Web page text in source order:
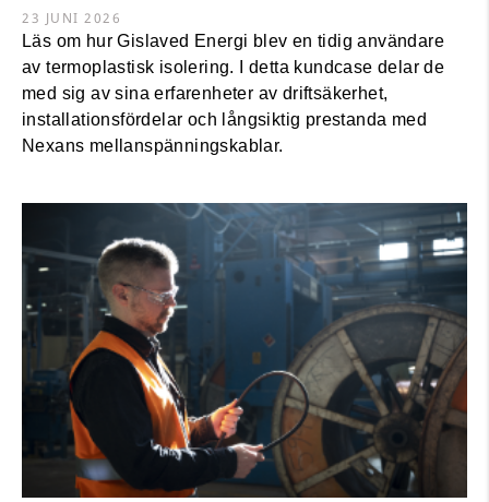
23 JUNI 2026
Läs om hur Gislaved Energi blev en tidig användare
av termoplastisk isolering. I detta kundcase delar de
med sig av sina erfarenheter av driftsäkerhet,
installationsfördelar och långsiktig prestanda med
Nexans mellanspänningskablar.